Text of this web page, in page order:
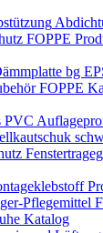
FOPPE
bg
FOPPE
PVC
Pflegemittel
Katalog